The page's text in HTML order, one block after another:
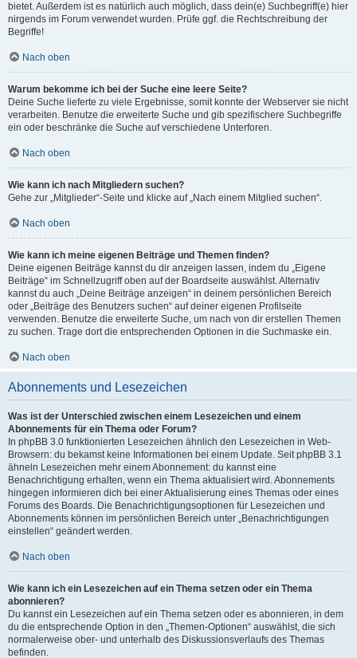
bietet. Außerdem ist es natürlich auch möglich, dass dein(e) Suchbegriff(e) hier
nirgends im Forum verwendet wurden. Prüfe ggf. die Rechtschreibung der
Begriffe!
Nach oben
Warum bekomme ich bei der Suche eine leere Seite?
Deine Suche lieferte zu viele Ergebnisse, somit konnte der Webserver sie nicht
verarbeiten. Benutze die erweiterte Suche und gib spezifischere Suchbegriffe
ein oder beschränke die Suche auf verschiedene Unterforen.
Nach oben
Wie kann ich nach Mitgliedern suchen?
Gehe zur „Mitglieder“-Seite und klicke auf „Nach einem Mitglied suchen“.
Nach oben
Wie kann ich meine eigenen Beiträge und Themen finden?
Deine eigenen Beiträge kannst du dir anzeigen lassen, indem du „Eigene
Beiträge“ im Schnellzugriff oben auf der Boardseite auswählst. Alternativ
kannst du auch „Deine Beiträge anzeigen“ in deinem persönlichen Bereich
oder „Beiträge des Benutzers suchen“ auf deiner eigenen Profilseite
verwenden. Benutze die erweiterte Suche, um nach von dir erstellen Themen
zu suchen. Trage dort die entsprechenden Optionen in die Suchmaske ein.
Nach oben
Abonnements und Lesezeichen
Was ist der Unterschied zwischen einem Lesezeichen und einem
Abonnements für ein Thema oder Forum?
In phpBB 3.0 funktionierten Lesezeichen ähnlich den Lesezeichen in Web-
Browsern: du bekamst keine Informationen bei einem Update. Seit phpBB 3.1
ähneln Lesezeichen mehr einem Abonnement: du kannst eine
Benachrichtigung erhalten, wenn ein Thema aktualisiert wird. Abonnements
hingegen informieren dich bei einer Aktualisierung eines Themas oder eines
Forums des Boards. Die Benachrichtigungsoptionen für Lesezeichen und
Abonnements können im persönlichen Bereich unter „Benachrichtigungen
einstellen“ geändert werden.
Nach oben
Wie kann ich ein Lesezeichen auf ein Thema setzen oder ein Thema
abonnieren?
Du kannst ein Lesezeichen auf ein Thema setzen oder es abonnieren, in dem
du die entsprechende Option in den „Themen-Optionen“ auswählst, die sich
normalerweise ober- und unterhalb des Diskussionsverlaufs des Themas
befinden.